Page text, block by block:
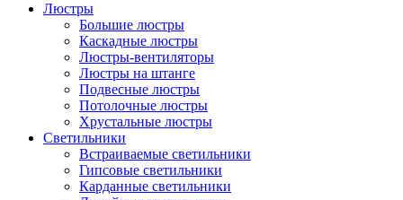
Люстры
Большие люстры
Каскадные люстры
Люстры-вентиляторы
Люстры на штанге
Подвесные люстры
Потолочные люстры
Хрустальные люстры
Светильники
Встраиваемые светильники
Гипсовые светильники
Карданные светильники